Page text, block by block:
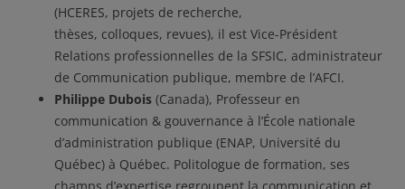
(HCERES, projets de recherche,
thèses, colloques, revues), il est Vice-Président
Relations professionnelles de la SFSIC, administrateur
de Communication publique, membre de l’AFCI.
Philippe Dubois (Canada), Professeur en
communication & gouvernance à l’École nationale
d’administration publique (ENAP, Université du
Québec) à Québec. Politologue de formation, ses
champs d’expertise regroupent la communication et